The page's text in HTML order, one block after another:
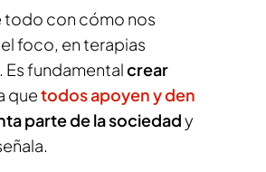
todo con cómo nos
foco, en terapias
fundamentalcrear
quetodos apoyen y den
parte de la sociedady